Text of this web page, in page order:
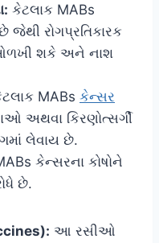
કેટલાક MABs
જેથી રોગપ્રતિકારક
શકે અને નાશ
MABs કેન્સર
અથવા કિરણોત્સર્ગી
લેવાય છે.
કેન્સરના કોષોને
છે.
આ રસીઓ